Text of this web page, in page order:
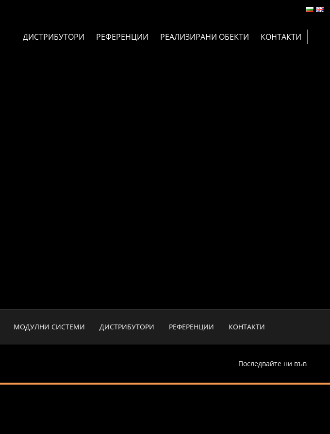
ДИСТРИБУТОРИ РЕФЕРЕНЦИИ РЕАЛИЗИРАНИ ОБЕКТИ КОНТАКТИ
МОДУЛНИ СИСТЕМИ ДИСТРИБУТОРИ РЕФЕРЕНЦИИ КОНТАКТИ
Последвайте ни във